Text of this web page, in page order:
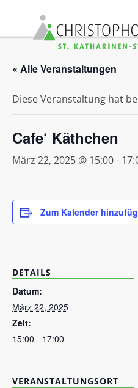
Skip to content
« Alle Veranstaltungen
Diese Veranstaltung hat
Cafe‘ Käthchen
März 22, 2025 @ 15:00-
Zum Kalender
DETAILS
Datum:
März 22, 2025
Zeit:
15:00 - 17:00
VERANSTALTUNGSORT